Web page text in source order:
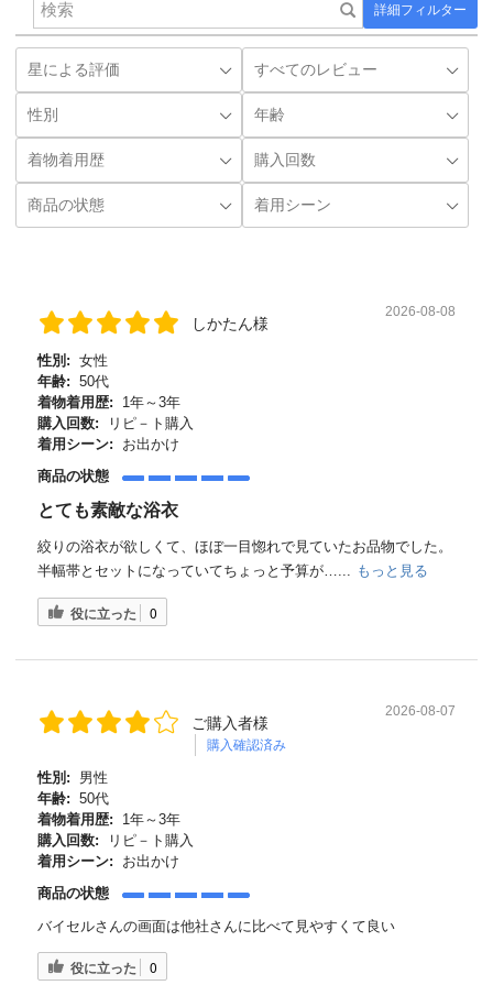
詳細フィルター
しかたん様
2026-08-08
性別: 女性
年齢: 50代
着物着用歴:
1年～3年
購入回数:
リピ－ト購入
着用シーン:
お出かけ
商品の状態
とても素敵な浴衣
絞りの浴衣が欲しくて、ほぼ一目惚れで見ていたお品物でした。
半幅帯とセットになっていてちょっと予算が…... もっと見る
役に立った 0
ご購入者様
購入確認済み
2026-08-07
性別:
男性
年齢: 50代
着物着用歴:
1年～3年
購入回数:
リピ－ト購入
着用シーン:
お出かけ
商品の状態
バイセルさんの画面は他社さんに比べて見やすくて良い
役に立った 0